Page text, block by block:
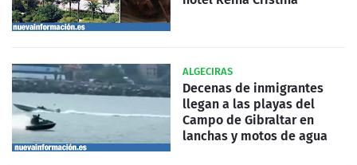
ALGECIRAS
Decenas de inmigrantes
llegan a las playas del
Campo de Gibraltar en
lanchas y motos de agua